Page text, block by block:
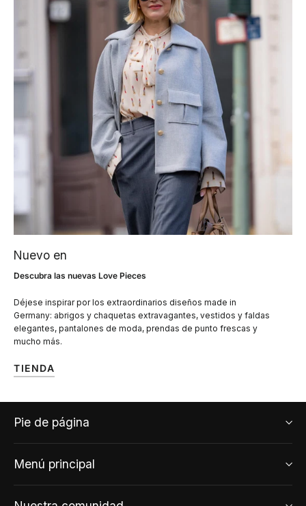
Nuevo en
Descubra las nuevas Love Pieces
Déjese inspirar por los extraordinarios diseños made in
Germany: abrigos y chaquetas extravagantes, vestidos y faldas
elegantes, pantalones de moda, prendas de punto frescas y
mucho más.
TIENDA
Pie de página
Menú principal